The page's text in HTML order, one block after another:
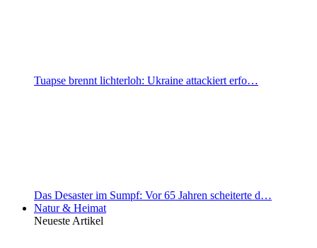
Tuapse brennt lichterloh: Ukraine attackiert erfo…
Das Desaster im Sumpf: Vor 65 Jahren scheiterte d…
Natur & Heimat
Neueste Artikel